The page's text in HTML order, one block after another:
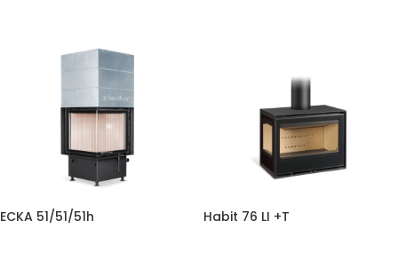
ECKA 51/51/51h Habit 76 LI +T